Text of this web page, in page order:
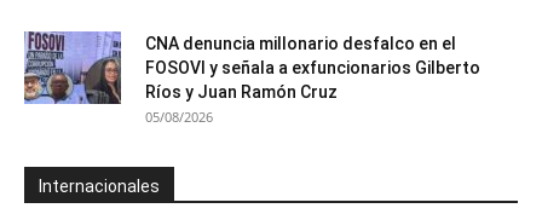
CNA denuncia millonario desfalco en el
FOSOVI y señala a exfuncionarios Gilberto
Ríos y Juan Ramón Cruz
05/08/2026
Internacionales